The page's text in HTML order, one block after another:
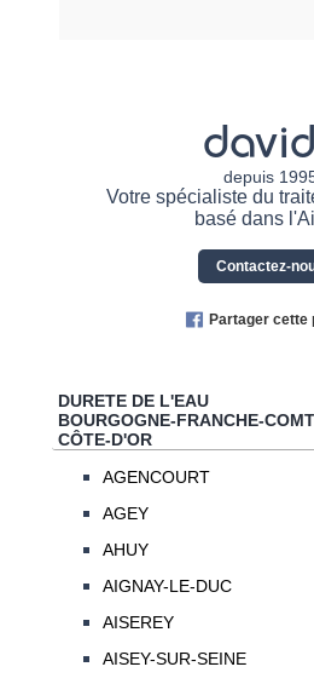
depuis
Votre spécialiste du
basé dans
Contactez-
Partager cette
DURETE DE L'EAU
BOURGOGNE-FRANCHE-
CÔTE-D'OR
AGENCOURT
AGEY
AHUY
AIGNAY-LE-DUC
AISEREY
AISEY-SUR-SEINE